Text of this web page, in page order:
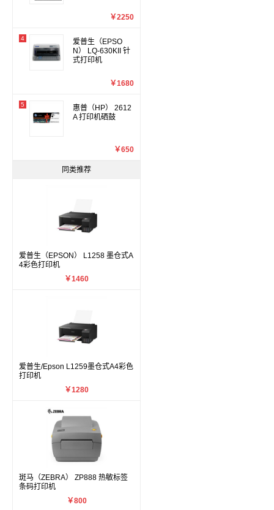
￥2250
4
爱普生（EPSO
N） LQ-630KII 针
式打印机
￥1680
5
惠普（HP） 2612
A 打印机硒鼓
￥650
同类推荐
爱普生（EPSON） L1258 墨仓式A
4彩色打印机
￥1460
爱普生/Epson L1259墨仓式A4彩色
打印机
￥1280
斑马（ZEBRA） ZP888 热敏标签
条码打印机
￥800